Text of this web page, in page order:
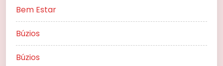
Bem Estar
Búzios
Búzios